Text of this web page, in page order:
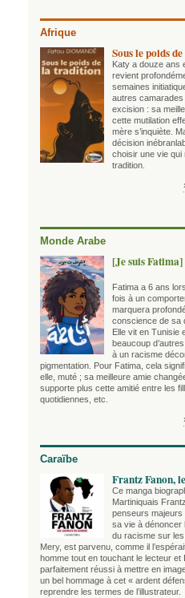
Afrique
Sous le poids
Katy a douze ans
revient
semaines
autres
excision : sa
cette mutilation
mère s’inquiète.
décision
choisir une vie qui
tradition.
Monde Arabe
[Je suis Fatima]
Fatima a 6 ans
fois à un
marquera
conscience de sa
Elle vit en Tunisie
beaucoup
à un racisme
pigmentation. Pour Fatima, cela
elle, muté ; sa meilleure amie
supporte plus cette amitié entre les
quotidiennes, etc.
Caraïbe
Frantz Fanon,
Ce manga
Martiniquais
penseurs majeurs
sa vie à dénoncer
du racisme sur
Mery, est parvenu, comme il
homme tout en touchant le lecteur et
parfaitement réussi à mettre en
un bel hommage à cet « ardent
reprendre les termes de l’illustrateur.